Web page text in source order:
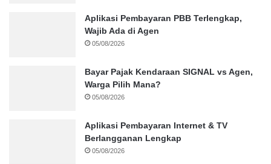
Aplikasi Pembayaran PBB Terlengkap,
Wajib Ada di Agen
05/08/2026
Bayar Pajak Kendaraan SIGNAL vs Agen,
Warga Pilih Mana?
05/08/2026
Aplikasi Pembayaran Internet & TV
Berlangganan Lengkap
05/08/2026